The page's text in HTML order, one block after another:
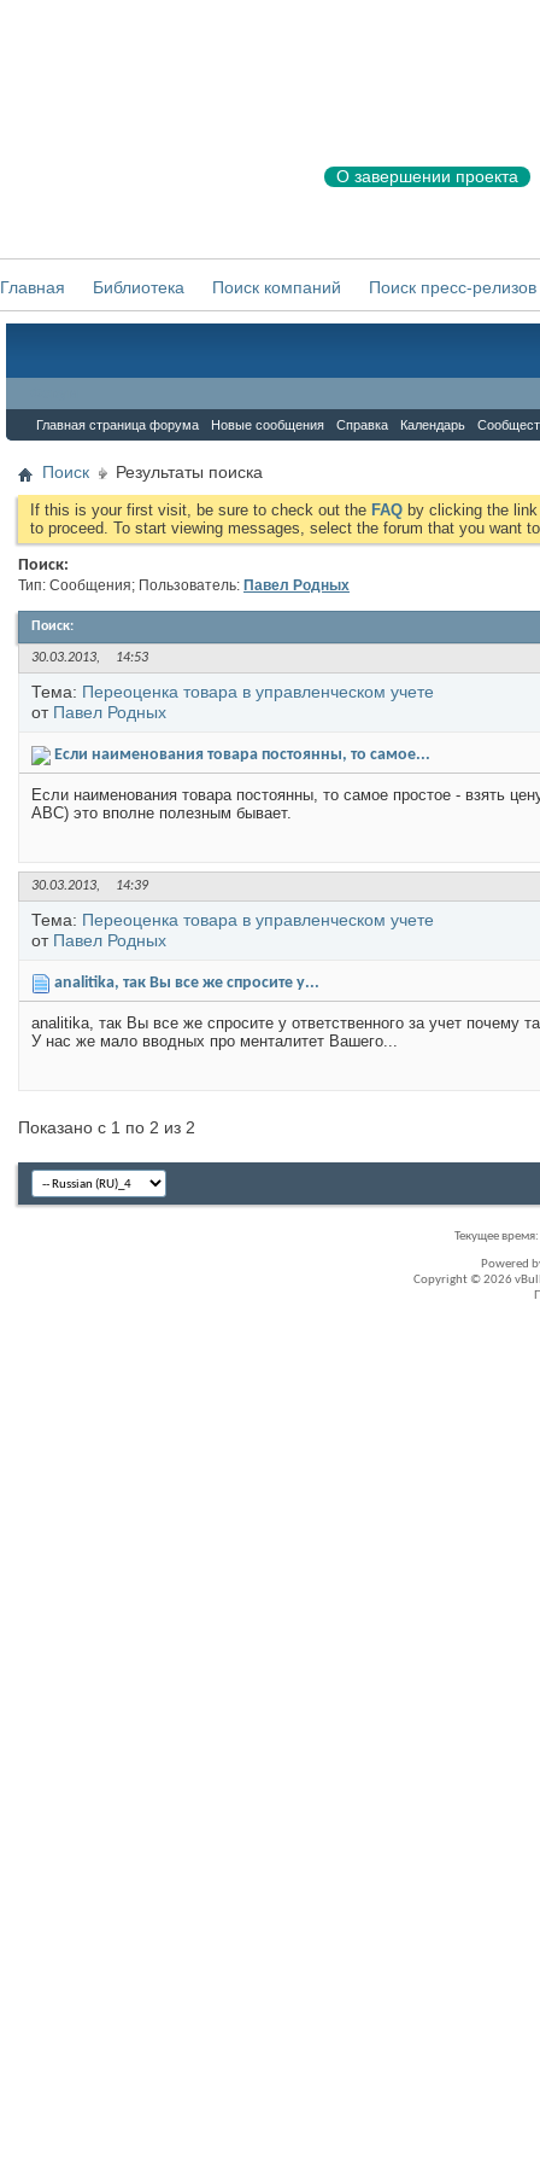
О завершении проекта
Главная Библиотека Поиск компаний Поиск пресс-релизов
Главная страница форума Новые сообщения Справка Календарь
Поиск Результаты поиска
If this is your first visit, be sure to check out the FAQ by clicking the
to proceed. To start viewing messages, select the forum that you want
Поиск:
Тип: Сообщения; Пользователь: Павел Родных
Поиск:
30.03.2013, 14:53
Тема: Переоценка товара в управленческом учете
от Павел Родных
Если наименования товара постоянны, то самое...
Если наименования товара постоянны, то самое простое - взять
АВС) это вполне полезным бывает.
30.03.2013, 14:39
Тема: Переоценка товара в управленческом учете
от Павел Родных
analitika, так Вы все же спросите у...
analitika, так Вы все же спросите у ответственного за учет почему
У нас же мало вводных про менталитет Вашего...
Показано с 1 по 2 из 2
Текущее время:
Powered
Copyright © 2026